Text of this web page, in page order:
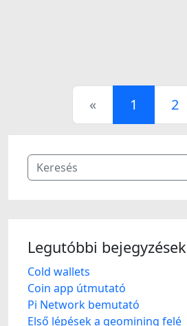
« 1 2
Legutóbbi bejegyzések
Cold wallets
Coin app útmutató
Pi Network bemutató
Első lépések a geomining felé